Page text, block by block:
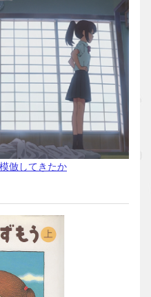
倣してきたか